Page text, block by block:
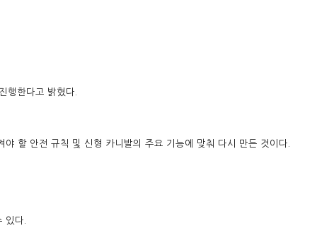
행한다고 밝혔다.
야 할 안전 규칙 및 신형 카니발의 주요 기능에 맞춰 다시 만든 것이다.
있다.